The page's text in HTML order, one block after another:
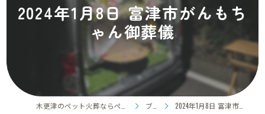
2024年1月8日 富津市がんもち
ゃん御葬儀
ブログ 2024年1月8日 富津市がんもちゃん御葬儀